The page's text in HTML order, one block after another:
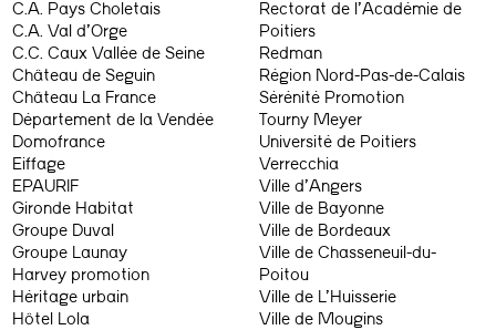
C.A. Pays Choletais
C.A. Val d’Orge
C.C. Caux Vallée de Seine
Château de Seguin
Château La France
Département de la Vendée
Domofrance
Eiffage
EPAURIF
Gironde Habitat
Groupe Duval
Groupe Launay
Harvey promotion
Héritage urbain
Hôtel Lola
Rectorat de l’Académie de
Poitiers
Redman
Région Nord-Pas-de-Calais
Sérénité Promotion
Tourny Meyer
Université de Poitiers
Verrecchia
Ville d’Angers
Ville de Bayonne
Ville de Bordeaux
Ville de Chasseneuil-du-
Poitou
Ville de L’Huisserie
Ville de Mougins